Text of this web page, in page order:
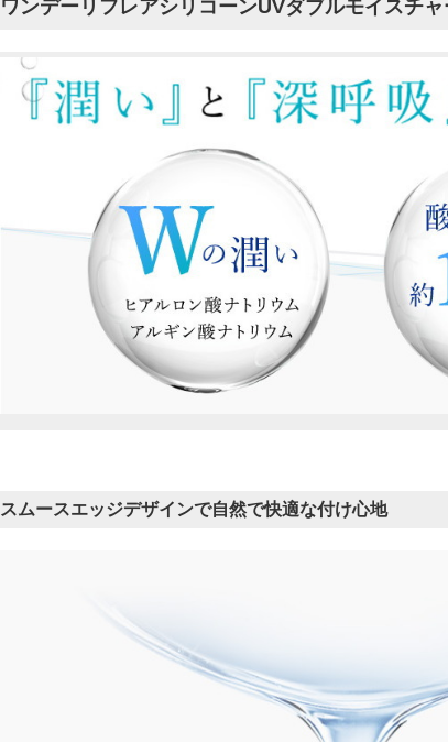
ワンデーリフレアシリコーンUVダブルモイスチ
スムースエッジデザインで自然で快適な付け心地